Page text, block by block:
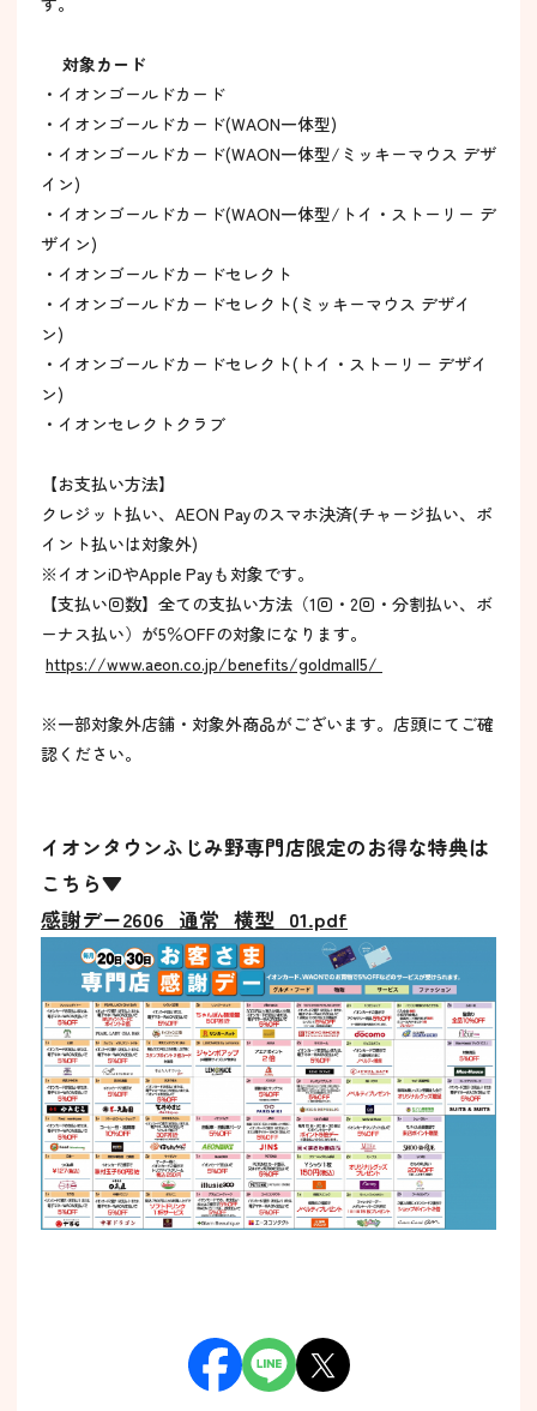
対象カード
・イオンゴールドカード
・イオンゴールドカード(WAON一体型)
・イオンゴールドカード(WAON一体型/ミッキーマウス デザ
イン)
・イオンゴールドカード(WAON一体型/トイ・ストーリー デ
ザイン)
・イオンゴールドカードセレクト
・イオンゴールドカードセレクト(ミッキーマウス デザイ
ン)
・イオンゴールドカードセレクト(トイ・ストーリー デザイ
ン)
・イオンセレクトクラブ
【お支払い方法】
クレジット払い、AEON Payのスマホ決済(チャージ払い、ポ
イント払いは対象外)
※イオンiDやApple Payも対象です。
【支払い回数】全ての支払い方法（1回・2回・分割払い、ボ
ーナス払い）が5％OFFの対象になります。
https://www.aeon.co.jp/benefits/goldmall5/
※一部対象外店舗・対象外商品がございます。店頭にてご確
認ください。
イオンタウンふじみ野専門店限定のお得な特典は
こちら▼
感謝デー2606_通常_横型_01.pdf